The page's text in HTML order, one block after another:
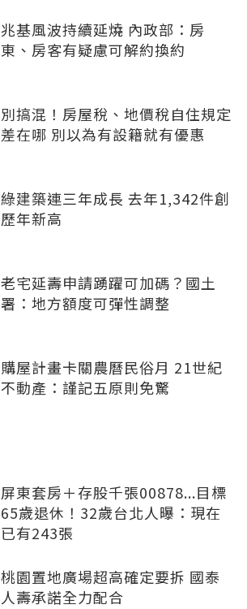
兆基風波持續延燒 內政部：房
東、房客有疑慮可解約換約
別搞混！房屋稅、地價稅自住規定
差在哪 別以為有設籍就有優惠
綠建築連三年成長 去年1,342件創
歷年新高
老宅延壽申請踴躍可加碼？國土
署：地方額度可彈性調整
購屋計畫卡關農曆民俗月 21世紀
不動產：謹記五原則免驚
屏東套房＋存股千張00878...目標
65歲退休！32歲台北人曝：現在
已有243張
桃園置地廣場超高確定要拆 國泰
人壽承諾全力配合